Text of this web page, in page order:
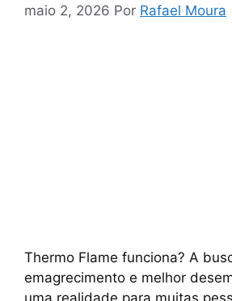
maio 2, 2026 Por Rafael Moura
Thermo Flame funciona? A
emagrecimento e melhor